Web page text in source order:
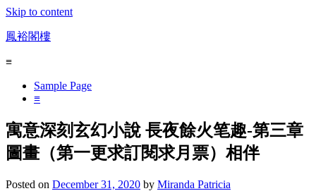
Skip to content
鳳裕閣樓
≡
Sample Page
≡
寓意深刻玄幻小說 長夜餘火笔趣-第三章
圖畫（第一更求訂閱求月票）相伴
Posted on December 31, 2020 by Miranda Patricia